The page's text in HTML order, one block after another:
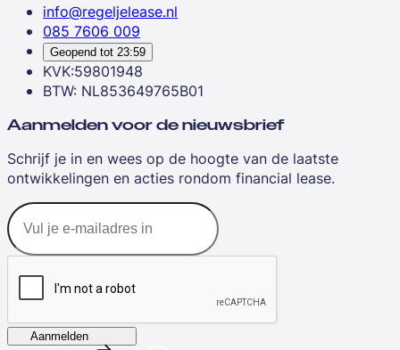
info@regeljelease.nl
085 7606 009
Geopend tot 23:59
KVK:59801948
BTW: NL853649765B01
Aanmelden voor de nieuwsbrief
Schrijf je in en wees op de hoogte van de laatste
ontwikkelingen en acties rondom financial lease.
Aanmelden